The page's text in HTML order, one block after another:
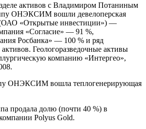
активов с Владимиром Потаниным
ОНЭКСИМ вошли девелоперская
«Открытые инвестиции») —
«Согласие» — 91 %,
Росбанка» — 100 % и ряд
Геологоразведочные активы
компанию «Интергео»,
ОНЭКСИМ вошла теплогенерирующая
продала долю (почти 40 %) в
Polyus Gold.